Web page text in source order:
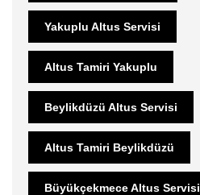
Yakuplu Altus Servisi
Altus Tamiri Yakuplu
Beylikdüzü Altus Servisi
Altus Tamiri Beylikdüzü
Büyükçekmece Altus Servisi